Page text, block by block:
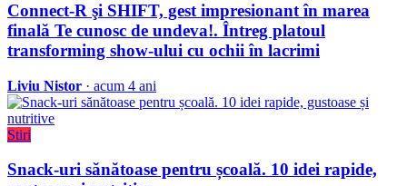
Connect-R şi SHIFT, gest impresionant în marea
finală Te cunosc de undeva!. Întreg platoul
transforming show-ului cu ochii în lacrimi
Liviu Nistor · acum 4 ani
Stiri
Snack-uri sănătoase pentru școală. 10 idei rapide,